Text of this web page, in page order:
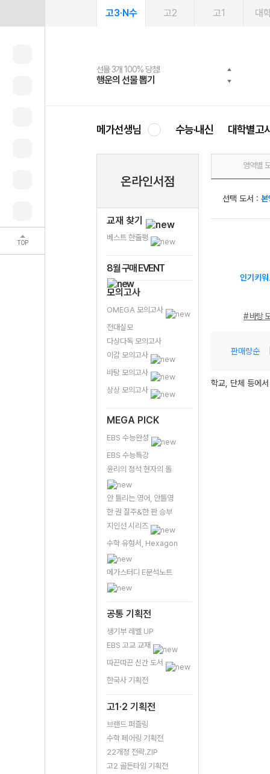
TOP
고3·N수 고2 고1 대
선물 3개 100% 당첨!
행운의 선물 뽑기
선물 100% 증정!
메가스터디 X 올리브
여름방학 스터디 캐시백
메가런 썸머스쿨
2027 러셀 단과
강사 공개선발
스마트러닝앱
설문 EVENT
메가패스
3일 무료 체험권
메가패스 수강생 무료혜택!
메가클럽 멤버십
사회공헌 캠페인
희망이룸 메가나눔
메가선생님 수능·내신 대학별고
온라인서점
교재 찾기
베스트 한줄평
8월 구매 EVENT
모의고사
OMEGA 모의고사
전대실모
다상다독 모의고사
이감 모의고사
바탕 모의고사
상상 모의고사
MEGA PICK
EBS 수능완성
EBS 수능특강
윤리의 정석 현자의 돌
안 틀리는 영어, 안틀영
한 권 질주&한 판 승부
지인선 시리즈
수학 유형서, Hexagon
메가스터디 E분석노트
공통 기획전
생기부 레벨 UP
EBS 고교 교재
따끈따끈 신간 도서
한국사 기획전
고1·2 기획전
브랜드 퍼즐링
수학 페어링 기획전
22개정 전략.ZIP
고2 골든타임 기획전
영역별
선택 도서 : 본
인기키
# 바탕
판매량순
학교, 단체 등에